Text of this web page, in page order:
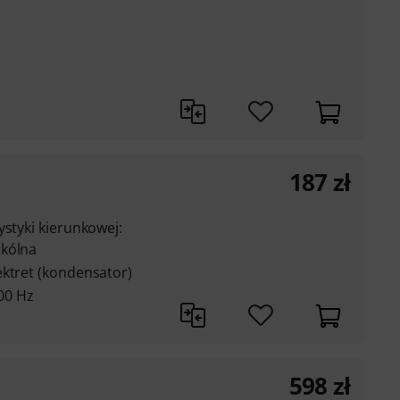
kierunkowej:
(kondensator)
Hz
187 zł
598 zł